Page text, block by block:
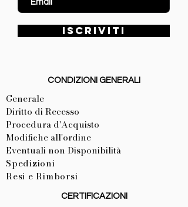
ISCRIVITI
CONDIZIONI GENERALI
Generale
Diritto di Recesso
Procedura d'Acquisto
Modifiche all'ordine
Eventuali non Disponibilità
Spedizioni
Resi e Rimborsi
CERTIFICAZIONI